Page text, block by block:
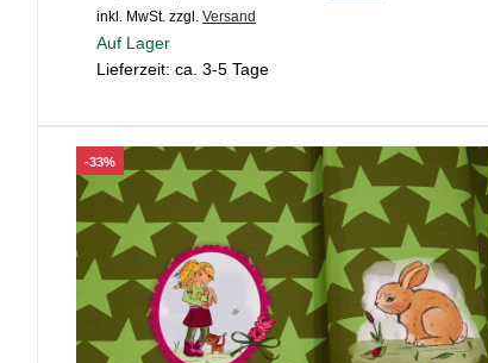
inkl. MwSt. zzgl. Versand
Auf Lager
Lieferzeit: ca. 3-5 Tage
-33%